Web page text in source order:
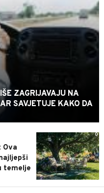
ZAGRIJAVAJU NA
SAVJETUJE KAKO DA
0
Ova
temelje